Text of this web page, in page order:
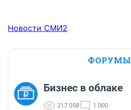
Новости СМИ2
ФОРУМЫ
Бизнес в облаке
217 058 1 000